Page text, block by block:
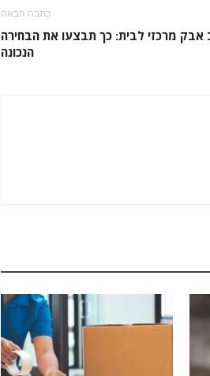
כתבה הבאה
אבק מרכזי לבית: כך תבצעו את הבחירה
הנכונה